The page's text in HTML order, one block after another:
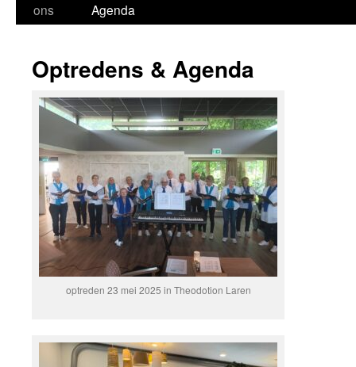
ons
Agenda
Optredens & Agenda
optreden 23 mei 2025 in Theodotion Laren